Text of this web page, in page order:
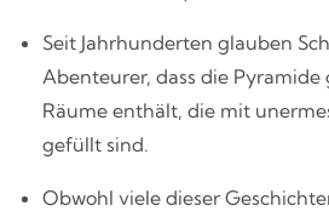
Seit Jahrhunderten glauben
Abenteurer, dass die
Räume enthält, die mit
gefüllt sind.
Obwohl viele dieser